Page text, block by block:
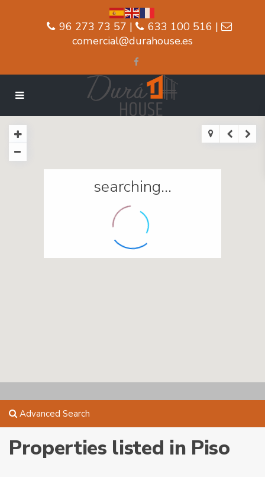
96 273 73 57 |
633 100 516 |
comercial@durahouse.es
searching...
Advanced Search
Properties listed in Piso